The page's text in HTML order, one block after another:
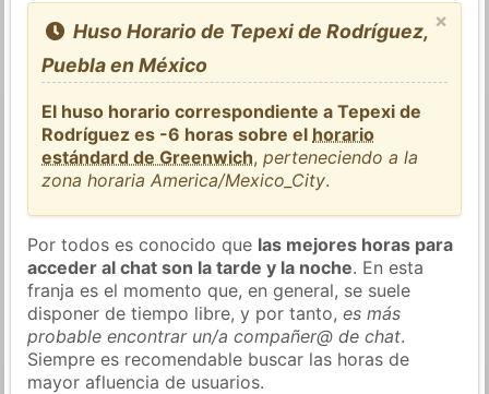
×
Huso Horario de Tepexi de Rodríguez,
Puebla en México
El huso horario correspondiente a Tepexi de
Rodríguez es -6 horas sobre el horario
estándard de Greenwich,perteneciendo a la
zona horaria America/Mexico_City.
Por todos es conocido que las mejores horas para
acceder al chat son la tarde y la noche. En esta
franja es el momento que, en general, se suele
disponer de tiempo libre, y por tanto,es más
probable encontrar un/a compañer@ de chat.
Siempre es recomendable buscar las horas de
mayor afluencia de usuarios.